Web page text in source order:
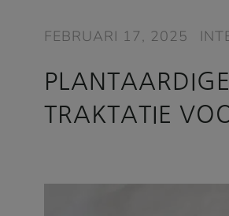
FEBRUARI 17, 2025
TRAKTATIE